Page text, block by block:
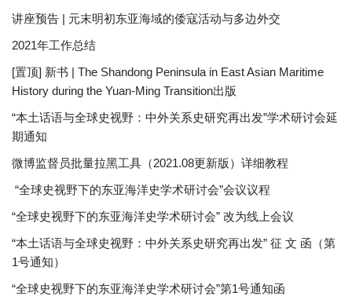
讲座预告 | 元末明初东亚海域的倭寇活动与多边外交
2021年工作总结
[置顶] 新书 | The Shandong Peninsula in East Asian Maritime
History during the Yuan-Ming Transition出版
“本土话语与全球史视野：中外关系史研究再出发”学术研讨会延
期通知
微博监督员批量拉黑工具（2021.08更新版）详细教程
“全球史视野下的东亚海洋史学术研讨会”会议议程
“全球史视野下的东亚海洋史学术研讨会” 改为线上会议
“本土话语与全球史视野：中外关系史研究再出发” 征 文 函（第
1号通知）
“全球史视野下的东亚海洋史学术研讨会”第1号通知函